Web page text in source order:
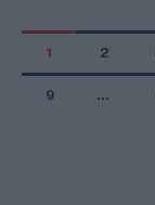
1 2
9 …